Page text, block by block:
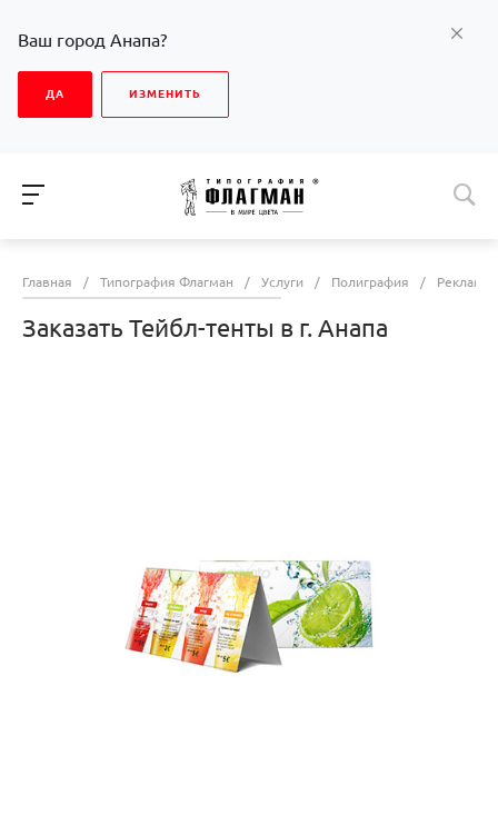
Ваш город Анапа?
ДА ИЗМЕНИТЬ
Главная / Типография Флагман / Услуги / Полиграфия /
Заказать Тейбл-тенты в г. Анапа